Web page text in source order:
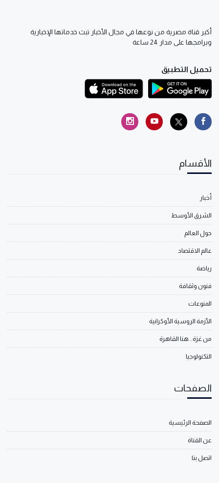
أكبر قناة مصرية من نوعها في مجال الأخبار تبث خدماتها الإخبارية
وبرامجها على مدار 24 ساعة
تحميل التطبيق
الأقسام
أخبار
الشرق الأوسط
حول العالم
عالم الاقتصاد
رياضة
فنون وثقافة
المنوعات
الأزمة الروسية الأوكرانية
من غزة.. هنا القاهرة
التكنولوجيا
الصفحات
الصفحة الرئيسية
عن القناة
اتصل بنا